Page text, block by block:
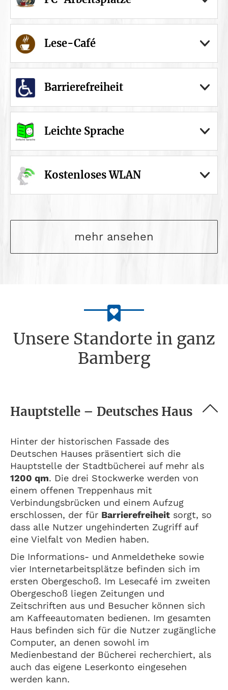
Lese-Café
Barrierefreiheit
Leichte Sprache
Kostenloses WLAN
mehr ansehen
Unsere Standorte in ganz
Bamberg
Hauptstelle – Deutsches Haus
Hinter der historischen Fassade des
Deutschen Hauses präsentiert sich die
Hauptstelle der Stadtbücherei auf mehr als
1200 qm. Die drei Stockwerke werden von
einem offenen Treppenhaus mit
Verbindungsbrücken und einem Aufzug
erschlossen, der für Barrierefreiheit sorgt, so
dass alle Nutzer ungehinderten Zugriff auf
eine Vielfalt von Medien haben.
Die Informations- und Anmeldetheke sowie
vier Internetarbeitsplätze befinden sich im
ersten Obergeschoß. Im Lesecafé im zweiten
Obergeschoß liegen Zeitungen und
Zeitschriften aus und Besucher können sich
am Kaffeeautomaten bedienen. Im gesamten
Haus befinden sich für die Nutzer zugängliche
Computer, an denen sowohl im
Medienbestand der Bücherei recherchiert, als
auch das eigene Leserkonto eingesehen
werden kann.